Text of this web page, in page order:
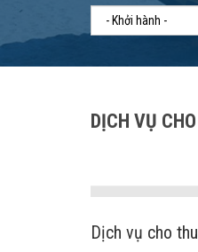
DỊCH VỤ
Dịch vụ cho